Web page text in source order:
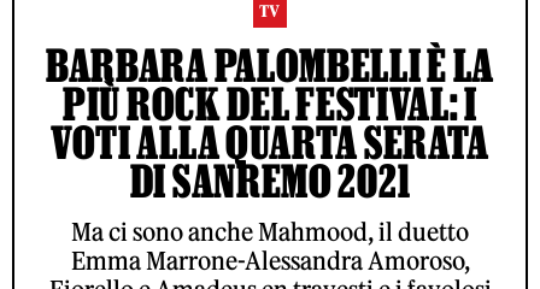
TV
BARBARA PALOMBELLI È LA
PIÙ ROCK DEL FESTIVAL: I
VOTI ALLA QUARTA SERATA
DI SANREMO 2021
Ma ci sono anche Mahmood, il duetto
Emma Marrone-Alessandra Amoroso,